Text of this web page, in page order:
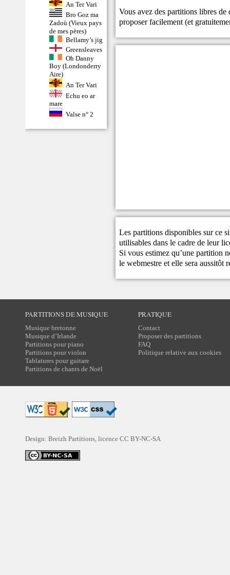
An Ter Vari
Bro Goz ma
Zadoù (Vieux pays
de mes pères)
Bellamy’s jig
Greensleaves
Oh Danny
Boy (Londonderry
Aire)
An Ter Vari
Echu eo ar
mare
Valse n° 2
Vous avez des partitions libres
proposer facilement (et
Les partitions disponibles sur ce
utilisables dans le cadre de leur
Si vous estimez qu’une partition
lewebmestre et elle sera aussitôt
PARTITIONS DE MUSIQUE
Musique bretonne
Musique d’Irlande
Partitions pour piano
Partitions pour violon
Tablatures pour guitare
Partitions de chants de Noël
PRATIQUE
Contact
Proposer des partitions
FAQ
Politique relative aux cookies
Design: Breizh Partitions, licence CC BY-NC-SA